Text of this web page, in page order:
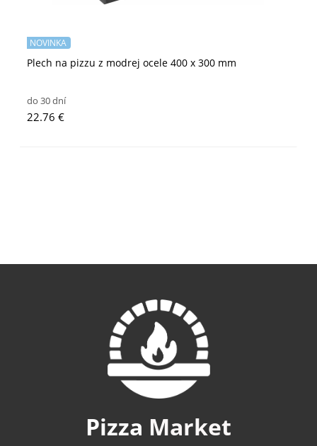
Plech na pizzu z modrej ocele 400 x 300 mm
NOVINKA
do 30 dní
22.76 €
Pizza Market